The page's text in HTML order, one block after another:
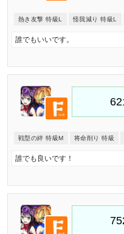
熱き友撃 特級L 怪我減り 特級L
誰でもいいです。
戦型の絆 特級M 将命削り 特級
誰でも良いです！